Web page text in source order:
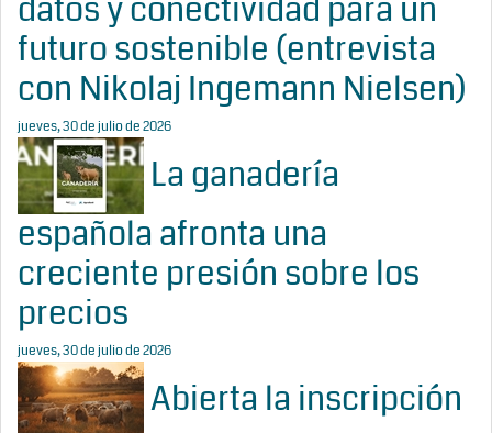
datos y conectividad para un
futuro sostenible (entrevista
con Nikolaj Ingemann Nielsen)
jueves, 30 de julio de 2026
La ganadería
española afronta una
creciente presión sobre los
precios
jueves, 30 de julio de 2026
Abierta la inscripción